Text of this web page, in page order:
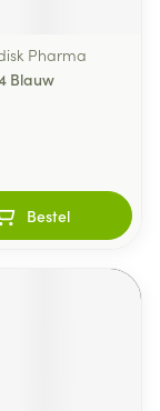
Pharma
Blauw
Bestel